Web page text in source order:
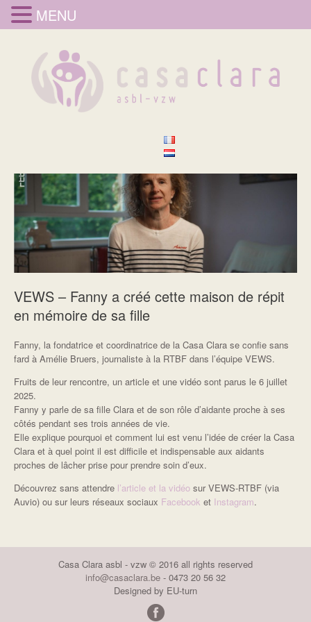
VEWS – Fanny a créé cette maison de répit
en mémoire de sa fille
Fanny, la fondatrice et coordinatrice de la Casa Clara se confie sans
fard à Amélie Bruers, journaliste à la RTBF dans l’équipe VEWS.
Fruits de leur rencontre, un article et une vidéo sont parus le 6 juillet
2025.
Fanny y parle de sa fille Clara et de son rôle d’aidante proche à ses
côtés pendant ses trois années de vie.
Elle explique pourquoi et comment lui est venu l’idée de créer la Casa
Clara et à quel point il est difficile et indispensable aux aidants
proches de lâcher prise pour prendre soin d’eux.
Découvrez sans attendre l’article et la vidéo sur VEWS-RTBF (via
Auvio) ou sur leurs réseaux sociaux Facebook et Instagram.
Casa Clara asbl - vzw © 2016 all rights reserved
info@casaclara.be - 0473 20 56 32
Designed by EU-turn
MENU